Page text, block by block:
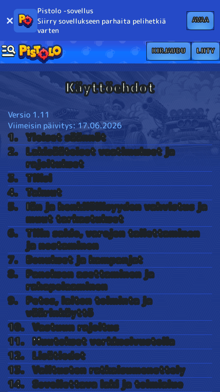
Pistolo -sovellus
Siirry sovellukseen parhaita pelihetkiä
varten
AVAA
KIRJAUDU LIITY
Käyttöehdot
Versio 1.11
Viimeisin päivitys: 17.06.2026
Yleiset säännöt
Lakisääteiset vaatimukset ja
rajoitukset
Tilisi
Takuut
Iän ja henkilöllisyyden vahvistus ja
muut tarkastukset
Tilin saldo, varojen tallettaminen
ja nostaminen
Bonukset ja kampanjat
Panoksen asettaminen ja
rahapelaaminen
Petos, laiton toiminta ja
väärinkäyttö
Vastuun rajoitus
Muutokset verkkosivustolla
Lisätiedot
Valitusten ratkaisumenettely
Sovellettava laki ja toimialue